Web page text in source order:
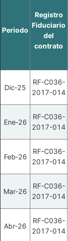
Periodo
Registro
Fiduciario
del
contrato
Dic‑25
RF-C036-
2017-014
Ene‑26
RF-C036-
2017-014
Feb‑26
RF-C036-
2017-014
Mar‑26
RF-C036-
2017-014
Abr‑26
RF-C036-
2017-014